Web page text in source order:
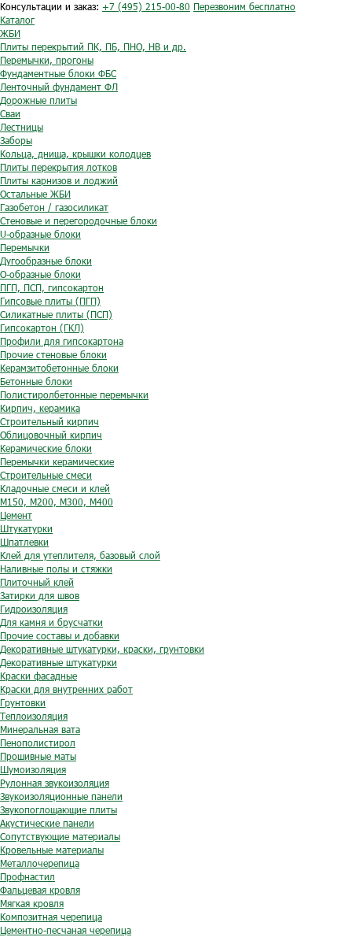
Консультации и заказ: +7 (495) 215-00-80 Перезвоним бесплатно
Каталог
ЖБИ
Плиты перекрытий ПК, ПБ, ПНО, НВ и др.
Перемычки, прогоны
Фундаментные блоки ФБС
Ленточный фундамент ФЛ
Дорожные плиты
Сваи
Лестницы
Заборы
Кольца, днища, крышки колодцев
Плиты перекрытия лотков
Плиты карнизов и лоджий
Остальные ЖБИ
Газобетон / газосиликат
Стеновые и перегородочные блоки
U-образные блоки
Перемычки
Дугообразные блоки
O-образные блоки
ПГП, ПСП, гипсокартон
Гипсовые плиты (ПГП)
Силикатные плиты (ПСП)
Гипсокартон (ГКЛ)
Профили для гипсокартона
Прочие стеновые блоки
Керамзитобетонные блоки
Бетонные блоки
Полистиролбетонные перемычки
Кирпич, керамика
Строительный кирпич
Облицовочный кирпич
Керамические блоки
Перемычки керамические
Строительные смеси
Кладочные смеси и клей
М150, М200, М300, М400
Цемент
Штукатурки
Шпатлевки
Клей для утеплителя, базовый слой
Наливные полы и стяжки
Плиточный клей
Затирки для швов
Гидроизоляция
Для камня и брусчатки
Прочие составы и добавки
Декоративные штукатурки, краски, грунтовки
Декоративные штукатурки
Краски фасадные
Краски для внутренних работ
Грунтовки
Теплоизоляция
Минеральная вата
Пенополистирол
Прошивные маты
Шумоизоляция
Рулонная звукоизоляция
Звукоизоляционные панели
Звукопоглощающие плиты
Акустические панели
Сопутствующие материалы
Кровельные материалы
Металлочерепица
Профнастил
Фальцевая кровля
Мягкая кровля
Композитная черепица
Цементно-песчаная черепица